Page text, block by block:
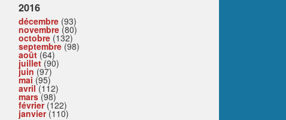
2016
décembre (93)
novembre (80)
octobre (132)
septembre (98)
août (64)
juillet(90)
juin (97)
mai (95)
avril(112)
mars(98)
février(122)
janvier(110)